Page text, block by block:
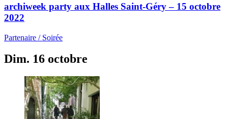
archiweek party aux Halles Saint-Géry – 15 octobre
2022
Partenaire / Soirée
Dim. 16 octobre